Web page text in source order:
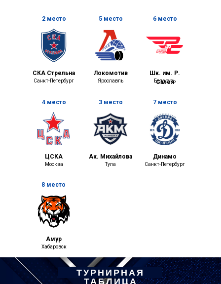
СКА Стрельна Локомотив
Шк. им. Р.
Салея
Ярославль
Санкт-Петербург Беларусь
ЦСКА Ак. Михайлова Динамо
Тула
Москва Санкт-Петербург
Амур
Хабаровск
2 место 5 место 6 место
4 место 3 место 7 место
8 место
ТУРНИРНАЯ
ТАБЛИЦА